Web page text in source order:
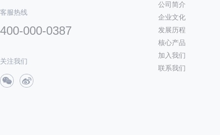
客服热线
400-000-0387
关注我们
公司简介
企业文化
发展历程
核心产品
加入我们
联系我们